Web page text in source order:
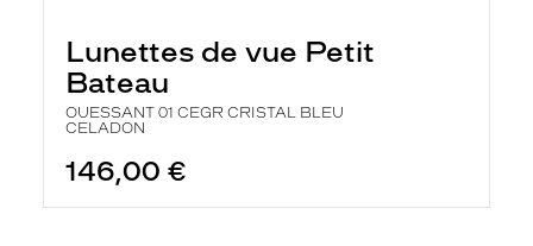
Lunettes de vue Petit
Bateau
OUESSANT 01 CEGR CRISTAL BLEU
CELADON
146,00 €